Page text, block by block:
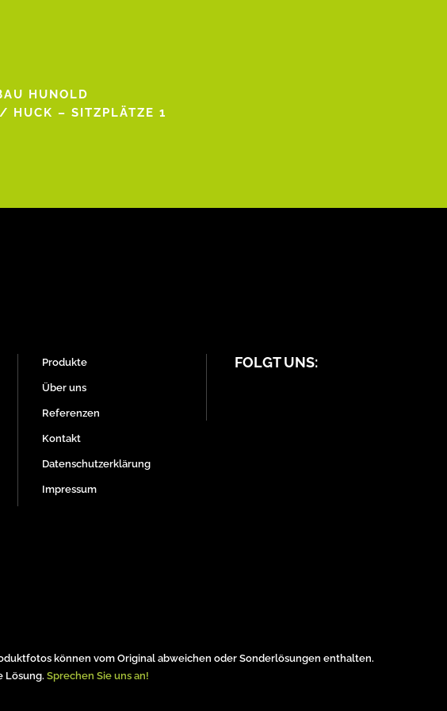
HUNOLD
/ HUCK – SITZPLÄTZE 1
Produkte
Über uns
Referenzen
Kontakt
Datenschutzerklärung
Impressum
FOLGT UNS:
können vom Original abweichen oder Sonderlösungen enthalten.
Lösung. Sprechen Sie uns an!